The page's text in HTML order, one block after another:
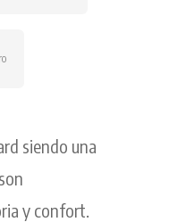
siendo una
y confort.